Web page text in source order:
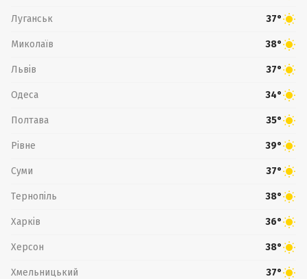
Луганськ 37°
Миколаїв 38°
Львів 37°
Одеса 34°
Полтава 35°
Рівне 39°
Суми 37°
Тернопіль 38°
Харків 36°
Херсон 38°
Хмельницький 37°